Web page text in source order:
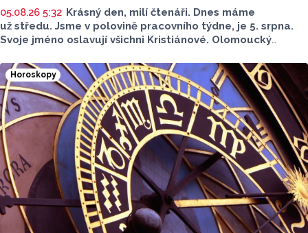
05.08.26 5:32 Krásný den, milí čtenáři. Dnes máme
už středu. Jsme v polovině pracovního týdne, je 5. srpna.
Svoje jméno oslavují všichni Kristiánové. Olomoucký
Jaký bude dnešní den?
Horoskopy